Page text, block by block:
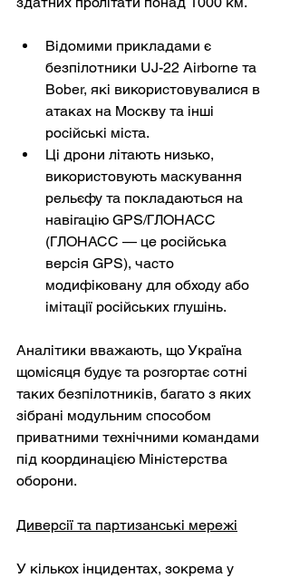
Відомими прикладами є
безпілотники UJ-22 Airborne та
Bober, які використовувалися в
атаках на Москву та інші
російські міста.
Ці дрони літають низько,
використовують маскування
рельєфу та покладаються на
навігацію GPS/ГЛОНАСС
(ГЛОНАСС — це російська
версія GPS), часто
модифіковану для обходу або
імітації російських глушінь.
Аналітики вважають, що Україна
щомісяця будує та розгортає сотні
таких безпілотників, багато з яких
зібрані модульним способом
приватними технічними командами
під координацією Міністерства
оборони.
Диверсії та партизанські мережі
У кількох інцидентах, зокрема у